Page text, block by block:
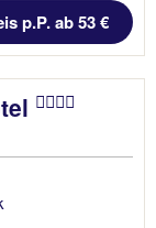
p.P. ab 53 €